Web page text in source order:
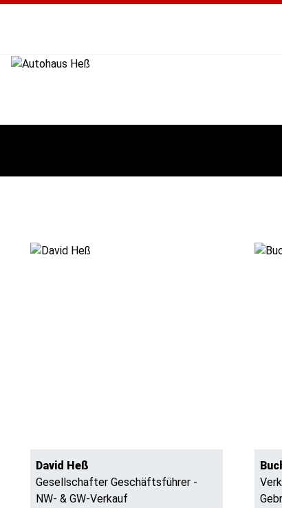
David Heß
Gesellschafter Geschäftsführer -
NW- & GW-Verkauf